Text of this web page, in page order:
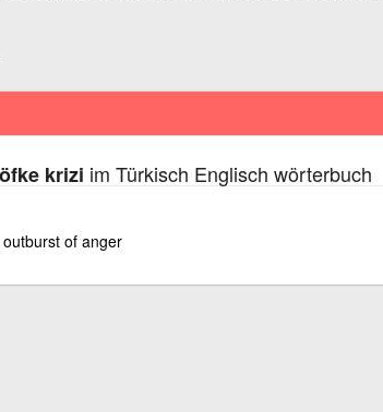
öfke krizi im Türkisch Englisch wörterbuch
of anger